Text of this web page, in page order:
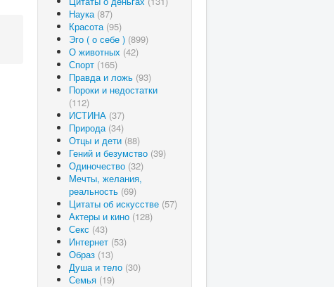
Наука (87)
Красота (95)
Эго ( о себе ) (899)
О животных (42)
Спорт (165)
Правда и ложь (93)
Пороки и недостатки
(112)
ИСТИНА (37)
Природа (34)
Отцы и дети (88)
Гений и безумство (39)
Одиночество (32)
Мечты, желания,
реальность (69)
Цитаты об искусстве (57)
Актеры и кино (128)
Секс (43)
Интернет (53)
Образ (13)
Душа и тело (30)
Семья (19)